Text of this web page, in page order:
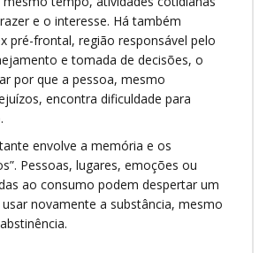
e o interesse. Há também
pré-frontal, região responsável pelo
e tomada de decisões, o
por que a pessoa, mesmo
encontra dificuldade para
envolve a memória e os
Pessoas, lugares, emoções ou
ao consumo podem despertar um
novamente a substância, mesmo